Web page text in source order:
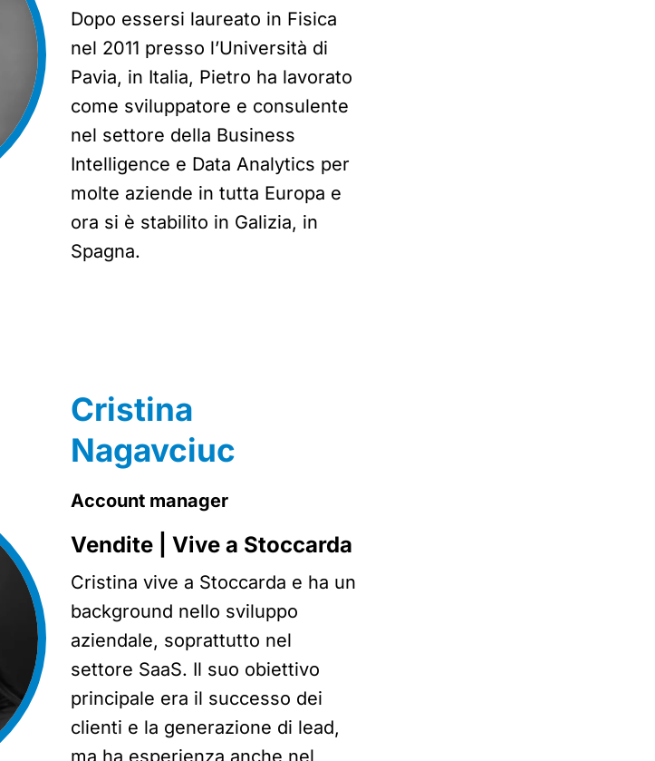
Dopo essersi laureato in Fisica
nel 2011 presso l’Università di
Pavia, in Italia, Pietro ha lavorato
come sviluppatore e consulente
nel settore della Business
Intelligence e Data Analytics per
molte aziende in tutta Europa e
ora si è stabilito in Galizia, in
Spagna.
Cristina
Nagavciuc
Account manager
Vendite | Vive a Stoccarda
Cristina vive a Stoccarda e ha un
background nello sviluppo
aziendale, soprattutto nel
settore SaaS. Il suo obiettivo
principale era il successo dei
clienti e la generazione di lead,
ma ha esperienza anche nel